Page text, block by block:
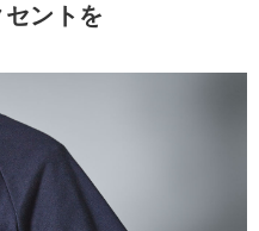
ントを